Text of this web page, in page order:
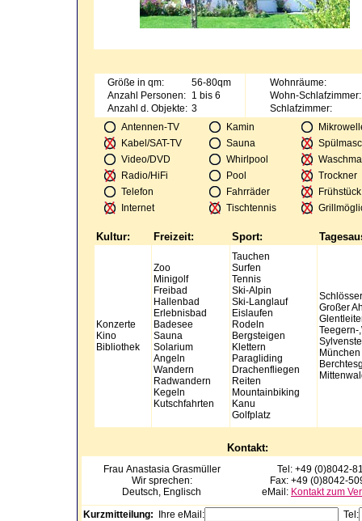
Größe in qm:
56-80qm
Anzahl Personen: 1 bis 6
Anzahl d. Objekte: 3
Wohnräume:
Wohn-Schlafzimmer:
Schlafzimmer:
Antennen-TV
Kamin
Kabel/SAT-TV
Sauna
Video/DVD
Whirlpool
Radio/HiFi
Pool
Trockner
Telefon
Fahrräder
Internet
Tischtennis
Kultur: Freizeit: Sport:
Konzerte
Kino
Bibliothek
Zoo
Minigolf
Freibad
Hallenbad
Erlebnisbad
Badesee
Sauna
Solarium
Angeln
Wandern
Radwandern
Kegeln
Kutschfahrten
Tauchen
Surfen
Tennis
Ski-Alpin
Ski-Langlauf
Eislaufen
Rodeln
Bergsteigen
Klettern
Paragliding
Drachenfliegen
Reiten
Mountainbiking
Kanu
Golfplatz
Großer
Teegern-
Kontakt:
Frau Anastasia Grasmüller
Wir sprechen:
Deutsch, Englisch
Tel: +49 (0)8042-
Fax: +49 (0)8042-
eMail: Kontakt zum
Kurzmitteilung: Ihre eMail: Tel: